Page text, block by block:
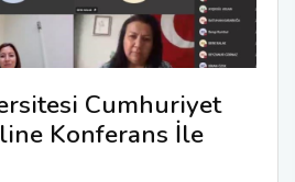
Cumhuriyet
Konferans İle